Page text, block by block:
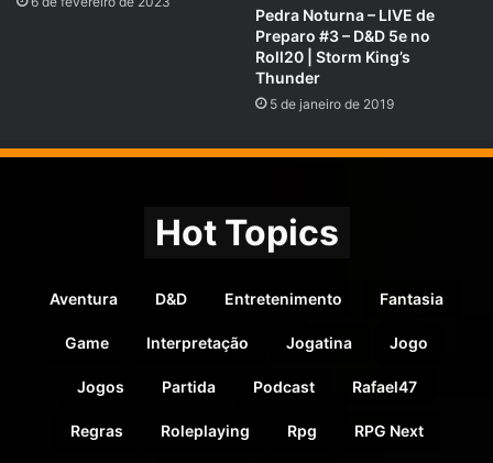
Pedra Noturna – LIVE de
Preparo #3 – D&D 5e no
Roll20 | Storm King’s
Thunder
5 de janeiro de 2019
Hot Topics
Aventura D&D Entretenimento Fantasia
Game Interpretação Jogatina Jogo
Jogos Partida Podcast Rafael47
Regras Roleplaying Rpg RPG Next